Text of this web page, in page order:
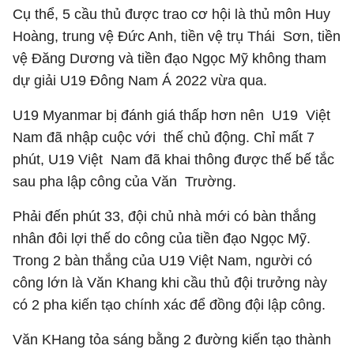
Cụ thể, 5 cầu thủ được trao cơ hội là thủ môn Huy
Hoàng, trung vệ Đức Anh, tiền vệ trụ Thái Sơn, tiền
vệ Đăng Dương và tiền đạo Ngọc Mỹ không tham
dự giải U19 Đông Nam Á 2022 vừa qua.
U19 Myanmar bị đánh giá thấp hơn nên U19 Việt
Nam đã nhập cuộc với thế chủ động. Chỉ mất 7
phút, U19 Việt Nam đã khai thông được thế bế tắc
sau pha lập công của Văn Trường.
Phải đến phút 33, đội chủ nhà mới có bàn thắng
nhân đôi lợi thế do công của tiền đạo Ngọc Mỹ.
Trong 2 bàn thắng của U19 Việt Nam, người có
công lớn là Văn Khang khi cầu thủ đội trưởng này
có 2 pha kiến tạo chính xác để đồng đội lập công.
Văn KHang tỏa sáng bằng 2 đường kiến tạo thành